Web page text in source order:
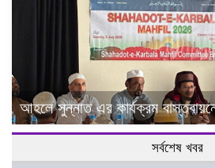
আহলে সুন্নাত এর কার্যক্রম
সর্বশেষ খবর